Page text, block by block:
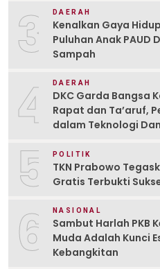
3 DAERAH
Kenalkan Gaya
Puluhan Anak PAUD
Sampah
4 DAERAH
DKC Garda Bangsa
Rapat dan Ta’aruf,
dalam Teknologi
5 POLITIK
TKN Prabowo
Gratis Terbukti
6 NASIONAL
Sambut Harlah PKB
Muda Adalah Kunci
Kebangkitan